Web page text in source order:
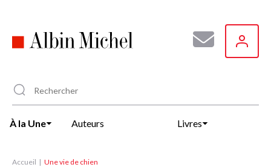
principal
À la Une Auteurs Livres
Accueil Une vie de chien